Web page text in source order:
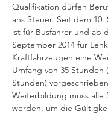
Qualifikation dürfen
ans Steuer. Seit dem
ist für Busfahrer und ab
September 2014 für
Kraftfahrzeugen eine
Umfang von 35 Stunden
Stunden)
Weiterbildung muss alle
werden, um die